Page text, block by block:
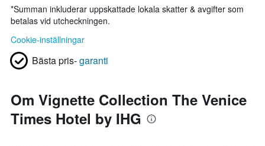
*Summan inkluderar uppskattade lokala skatter & avgifter som
betalas vid utcheckningen.
Cookie-inställningar
Bästa pris-garanti
Om Vignette Collection The Venice
Times Hotel by IHG